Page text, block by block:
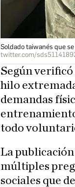
Soldado taiwanés que
twitter.com/
Según verificó
hilo
demandas
todo
La
múltiples
sociales que